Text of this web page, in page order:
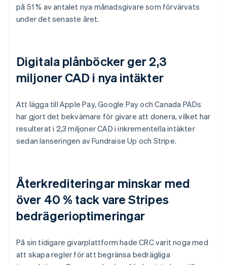
på 51 % av antalet nya månadsgivare som förvärvats
under det senaste året.
Digitala plånböcker ger 2,3
miljoner CAD i nya intäkter
Att lägga till Apple Pay, Google Pay och Canada PADs
har gjort det bekvämare för givare att donera, vilket har
resulterat i 2,3 miljoner CAD i inkrementella intäkter
sedan lanseringen av Fundraise Up och Stripe.
Återkrediteringar minskar med
över 40 % tack vare Stripes
bedrägerioptimeringar
På sin tidigare givarplattform hade CRC varit noga med
att skapa regler för att begränsa bedrägliga